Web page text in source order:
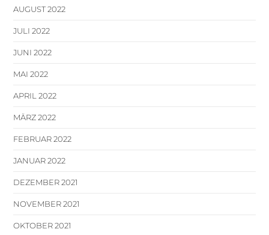
AUGUST 2022
JULI 2022
JUNI 2022
MAI 2022
APRIL 2022
MÄRZ 2022
FEBRUAR 2022
JANUAR 2022
DEZEMBER 2021
NOVEMBER 2021
OKTOBER 2021